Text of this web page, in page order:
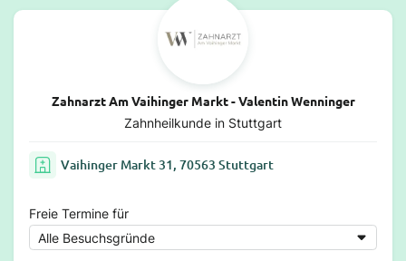
Zahnarzt Am Vaihinger Markt - Valentin Wenninger
Zahnheilkunde in Stuttgart
Vaihinger Markt 31, 70563 Stuttgart
Freie Termine für